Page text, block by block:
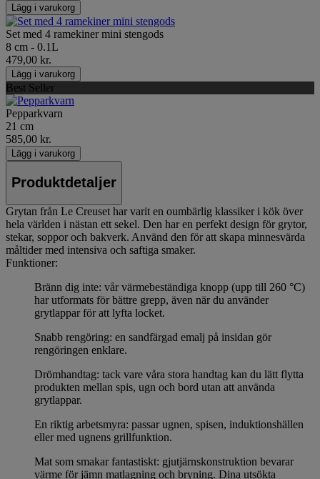
Lägg i varukorg
Set med 4 ramekiner mini stengods
8 cm - 0.1L
479,00 kr.
Lägg i varukorg
Best Seller
Pepparkvarn
21 cm
585,00 kr.
Lägg i varukorg
Produktdetaljer
Grytan från Le Creuset har varit en oumbärlig klassiker i kök över
hela världen i nästan ett sekel. Den har en perfekt design för grytor,
stekar, soppor och bakverk. Använd den för att skapa minnesvärda
måltider med intensiva och saftiga smaker.
Funktioner:
Bränn dig inte: vår värmebeständiga knopp (upp till 260 °C)
har utformats för bättre grepp, även när du använder
grytlappar för att lyfta locket.
Snabb rengöring: en sandfärgad emalj på insidan gör
rengöringen enklare.
Drömhandtag: tack vare våra stora handtag kan du lätt flytta
produkten mellan spis, ugn och bord utan att använda
grytlappar.
En riktig arbetsmyra: passar ugnen, spisen, induktionshällen
eller med ugnens grillfunktion.
Mat som smakar fantastiskt: gjutjärnskonstruktion bevarar
värme för jämn matlagning och bryning. Dina utsökta